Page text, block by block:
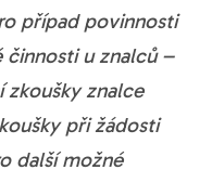
případ povinnosti
činnosti u znalců –
znalce
při žádosti
další možné